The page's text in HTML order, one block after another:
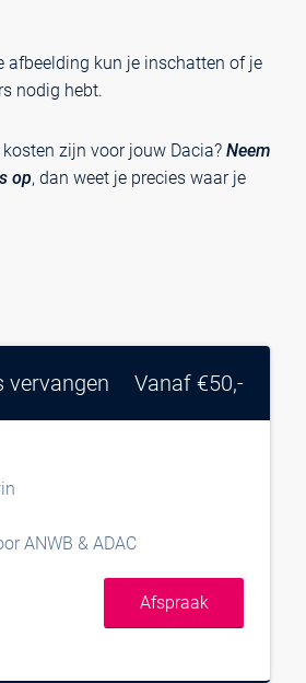
afbeelding kun je inschatten of je
nodig hebt.
zijn voor jouw Dacia? Neem
op, dan weet je precies waar je
vervangen Vanaf €50,-
ANWB & ADAC
Afspraak